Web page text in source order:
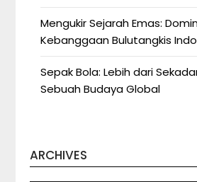
Mengukir Sejarah Emas:
Kebanggaan Bulutangkis
Sepak Bola: Lebih dari
Sebuah Budaya Global
ARCHIVES